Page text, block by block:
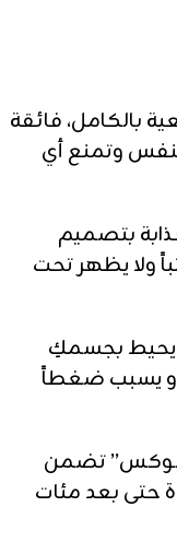
بالكامل، فائقة
وتمنع أي
بتصميم
ولا يظهر تحت
يحيط بجسمكِ
أو يسبب ضغطاً
لوكس” تضمن
حتى بعد مئات